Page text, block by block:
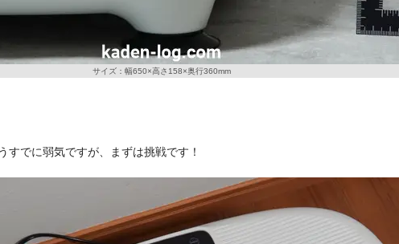
サイズ：幅650×高さ158×奥行360mm
すでに弱気ですが、まずは挑戦です！